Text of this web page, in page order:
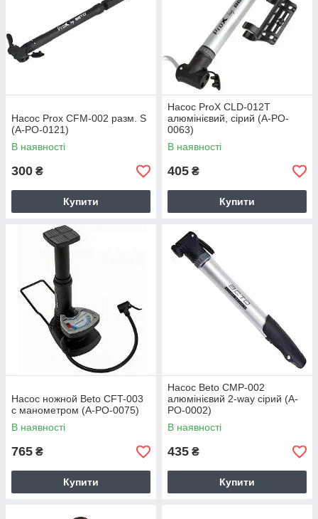
Насос Prox CFM-002 разм. S
(A-PO-0121)
В наявності
300 ₴
Купити
Насос ProX CLD-012T
алюмінієвий, сірий (A-PO-
0063)
В наявності
405 ₴
Купити
Насос ножной Beto CFT-003
с манометром (A-PO-0075)
В наявності
765 ₴
Купити
Насос Beto CMP-002
алюмінієвий 2-way сірий (A-
PO-0002)
В наявності
435 ₴
Купити